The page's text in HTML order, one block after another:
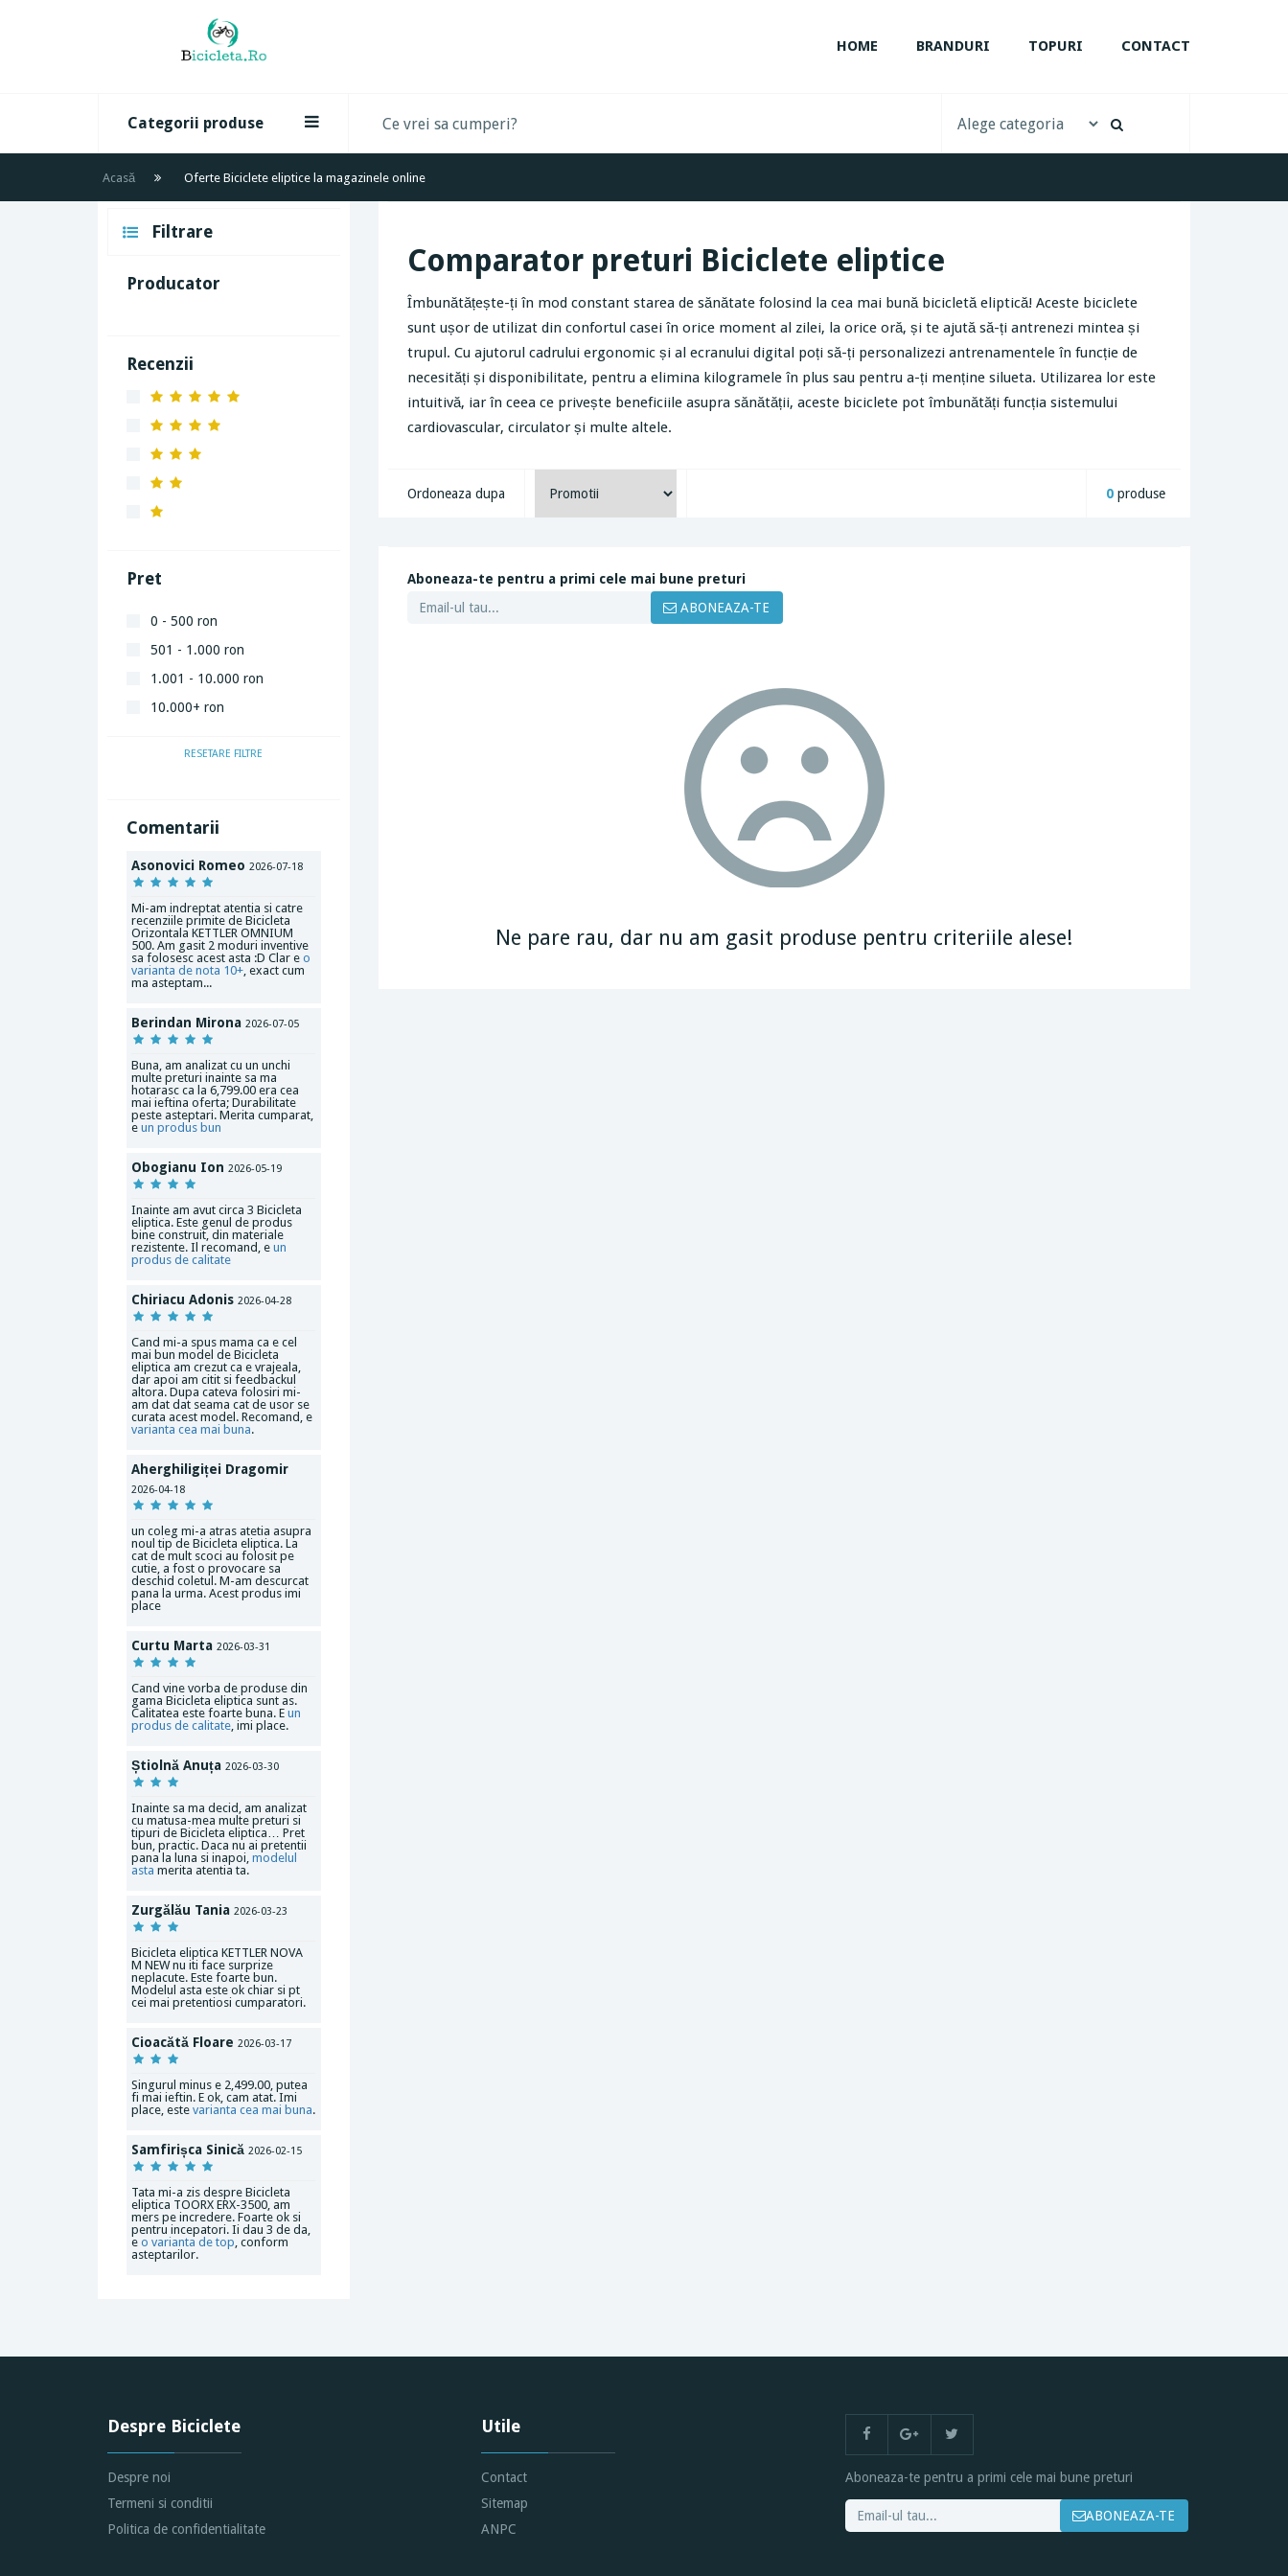
HOME BRANDURI TOPURI CONTACT
Categorii produse
Acasă Oferte Biciclete eliptice la magazinele online
Comparator preturi Biciclete eliptice
Îmbunătățește-ți în mod constant starea de sănătate folosind la cea mai bună bicicletă eliptică! Aceste biciclete
sunt ușor de utilizat din confortul casei în orice moment al zilei, la orice oră, și te ajută să-ți antrenezi mintea și
trupul. Cu ajutorul cadrului ergonomic și al ecranului digital poți să-ți personalizezi antrenamentele în funcție de
necesități și disponibilitate, pentru a elimina kilogramele în plus sau pentru a-ți menține silueta. Utilizarea lor este
intuitivă, iar în ceea ce privește beneficiile asupra sănătății, aceste biciclete pot îmbunătăți funcția sistemului
cardiovascular, circulator și multe altele.
Ordoneaza dupa 0 produse
Aboneaza-te pentru a primi cele mai bune preturi
ABONEAZA-TE
Ne pare rau, dar nu am gasit produse pentru criteriile alese!
Filtrare
Producator
Recenzii
Pret
0 - 500 ron
501 - 1.000 ron
1.001 - 10.000 ron
10.000+ ron
RESETARE FILTRE
Comentarii
Asonovici Romeo 2026-07-18
Mi-am indreptat atentia si catre
recenziile primite de Bicicleta
Orizontala KETTLER OMNIUM
500. Am gasit 2 moduri inventive
sa folosesc acest asta :D Clar e o
varianta de nota 10+, exact cum
ma asteptam...
Berindan Mirona 2026-07-05
Buna, am analizat cu un unchi
multe preturi inainte sa ma
hotarasc ca la 6,799.00 era cea
mai ieftina oferta; Durabilitate
peste asteptari. Merita cumparat,
e un produs bun
Obogianu Ion 2026-05-19
Inainte am avut circa 3 Bicicleta
eliptica. Este genul de produs
bine construit, din materiale
rezistente. Il recomand, e un
produs de calitate
Chiriacu Adonis 2026-04-28
Cand mi-a spus mama ca e cel
mai bun model de Bicicleta
eliptica am crezut ca e vrajeala,
dar apoi am citit si feedbackul
altora. Dupa cateva folosiri mi-
am dat dat seama cat de usor se
curata acest model. Recomand, e
varianta cea mai buna.
Aherghiligiței Dragomir
2026-04-18
un coleg mi-a atras atetia asupra
noul tip de Bicicleta eliptica. La
cat de mult scoci au folosit pe
cutie, a fost o provocare sa
deschid coletul. M-am descurcat
pana la urma. Acest produs imi
place
Curtu Marta 2026-03-31
Cand vine vorba de produse din
gama Bicicleta eliptica sunt as.
Calitatea este foarte buna. E un
produs de calitate, imi place.
Știolnă Anuța 2026-03-30
Inainte sa ma decid, am analizat
cu matusa-mea multe preturi si
tipuri de Bicicleta eliptica… Pret
bun, practic. Daca nu ai pretentii
pana la luna si inapoi, modelul
asta merita atentia ta.
Zurgălău Tania 2026-03-23
Bicicleta eliptica KETTLER NOVA
M NEW nu iti face surprize
neplacute. Este foarte bun.
Modelul asta este ok chiar si pt
cei mai pretentiosi cumparatori.
Cioacătă Floare 2026-03-17
Singurul minus e 2,499.00, putea
fi mai ieftin. E ok, cam atat. Imi
place, este varianta cea mai buna.
Samfirișca Sinică 2026-02-15
Tata mi-a zis despre Bicicleta
eliptica TOORX ERX-3500, am
mers pe incredere. Foarte ok si
pentru incepatori. Ii dau 3 de da,
e o varianta de top, conform
asteptarilor.
Despre Biciclete
Despre noi
Termeni si conditii
Politica de confidentialitate
Utile
Contact
Sitemap
ANPC
Aboneaza-te pentru a primi cele mai bune preturi
ABONEAZA-TE